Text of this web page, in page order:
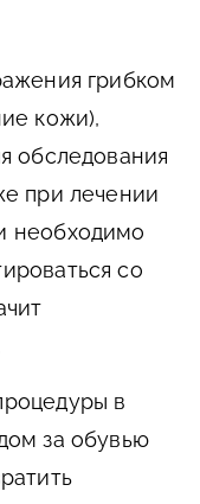
грибком
кожи),
обследования
при лечении
необходимо
со
в
за обувью